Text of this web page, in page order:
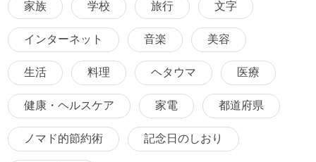
家族 学校 旅行 文字
インターネット 音楽 美容
生活 料理 ヘタウマ 医療
健康・ヘルスケア 家電 都道府県
ノマド的節約術 記念日のしおり